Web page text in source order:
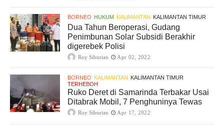
BORNEO HUKUM KALIMANTAN KALIMANTAN TIMUR
Dua Tahun Beroperasi, Gudang
Penimbunan Solar Subsidi Berakhir
digerebek Polisi
Roy Siburian Apr 02, 2022
BORNEO KALIMANTAN KALIMANTAN TIMUR
TERHEBOH
Ruko Deret di Samarinda Terbakar Usai
Ditabrak Mobil, 7 Penghuninya Tewas
Roy Siburian Apr 17, 2022